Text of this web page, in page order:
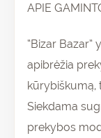
APIE
“Bizar
apibrėžia
kūrybiškumą,
Siekdama
prekybos